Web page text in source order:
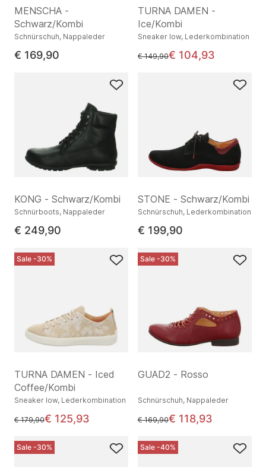
MENSCHA -
Schwarz/Kombi
Schnürschuh, Nappaleder
€ 169,90
TURNA DAMEN -
Ice/Kombi
Sneaker low, Lederkombination
statt
€ 149,90€ 104,93
KONG - Schwarz/Kombi
Schnürboots, Nappaleder
€ 249,90
STONE - Schwarz/Kombi
Schnürschuh, Lederkombination
€ 199,90
Sale -30%
TURNA DAMEN - Iced
Coffee/Kombi
Sneaker low, Lederkombination
statt
€ 179,90€ 125,93
Sale -30%
GUAD2 - Rosso
Schnürschuh, Nappaleder
statt
€ 169,90€ 118,93
Sale -30% Sale -40%